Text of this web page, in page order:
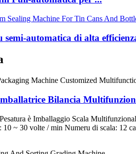
automatica di alta
Bilancia
è Imballaggio Scala
~ 30 volte / min Numeru di scala: 12